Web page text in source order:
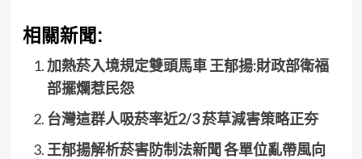
相關新聞:
加熱菸入境規定雙頭馬車 王郁揚:財政部衛福
部擺爛惹民怨
台灣這群人吸菸率近2/3 菸草減害策略正夯
王郁揚解析菸害防制法新聞 各單位亂帶風向